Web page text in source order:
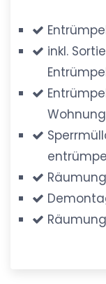
inkl.